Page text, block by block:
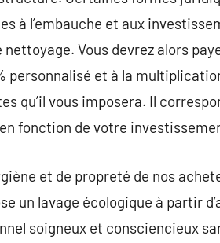
à l’embauche et aux
Vous devrez alors
personnalisé et à la
qu’il vous imposera. Il
fonction de votre
et de propreté de nos
un lavage écologique à partir
soigneux et consciencieux